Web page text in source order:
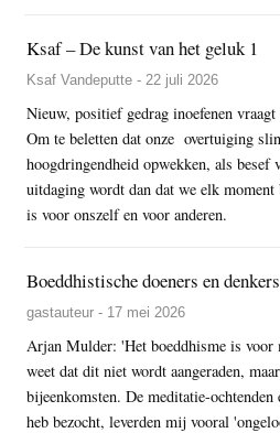
Ksaf – De kunst van het geluk 1
Ksaf Vandeputte - 22 juli 2026
Nieuw, positief gedrag inoefenen
Om te beletten dat onze overtuiging
hoogdringendheid opwekken, als besef
uitdaging wordt dan dat we elk moment
is voor onszelf en voor anderen.
Boeddhistische doeners en
gastauteur - 17 mei 2026
Arjan Mulder: 'Het boeddhisme is
weet dat dit niet wordt aangeraden,
bijeenkomsten. De meditatie-
heb bezocht, leverden mij vooral